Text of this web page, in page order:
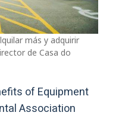
más y adquirir
de Casa do
of Equipment
Association